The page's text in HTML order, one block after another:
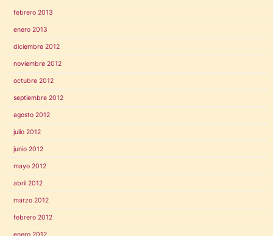
febrero 2013
enero 2013
diciembre 2012
noviembre 2012
octubre 2012
septiembre 2012
agosto 2012
julio 2012
junio 2012
mayo 2012
abril 2012
marzo 2012
febrero 2012